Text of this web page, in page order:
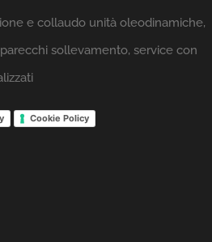
e collaudo unità oleodinamiche,
sollevamento, service con
Cookie Policy